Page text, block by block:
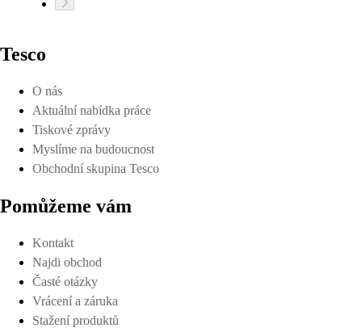
Tesco
O nás
Aktuální nabídka práce
Tiskové zprávy
Myslíme na budoucnost
Obchodní skupina Tesco
Pomůžeme vám
Kontakt
Najdi obchod
Časté otázky
Vrácení a záruka
Stažení produktů